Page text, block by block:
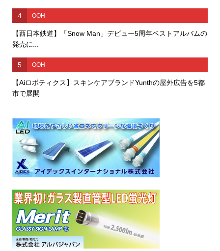
4 OOH
【西日本鉄道】「Snow Man」デビュー5周年ベストアルバムの
発売に...
5 OOH
【Aiロボティクス】スキンケアブランドYunthの屋外広告を5都
市で展開